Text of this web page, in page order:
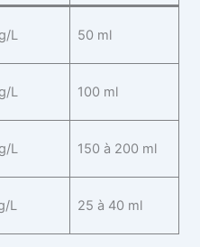
L 50 ml
L 100 ml
L 150 à 200 ml
L 25 à 40 ml